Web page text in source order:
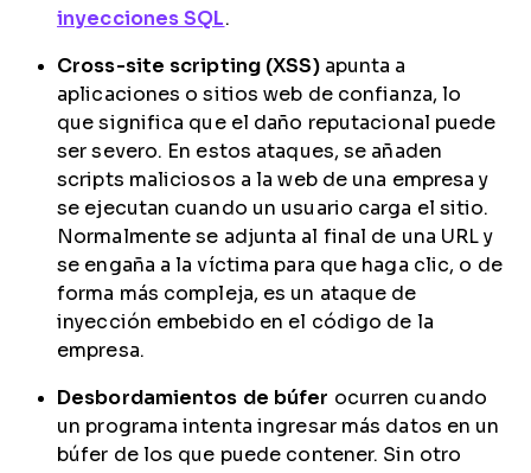
inyecciones SQL.
Cross-site scripting (XSS)apunta a
aplicaciones o sitios web de confianza, lo
que significa que el daño reputacional puede
ser severo. En estos ataques, se añaden
scripts maliciosos a la web de una empresa y
se ejecutan cuando un usuario carga el sitio.
Normalmente se adjunta al final de una URL y
se engaña a la víctima para que haga clic, o de
forma más compleja, es un ataque de
inyección embebido en el código de la
empresa.
Desbordamientos de búfer ocurren cuando
un programa intenta ingresar más datos en un
búfer de los que puede contener. Sin otro